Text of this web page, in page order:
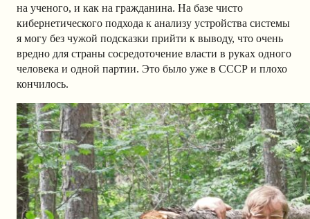
на ученого, и как на гражданина. На базе чисто
кибернетического подхода к анализу устройства системы
я могу без чужой подсказки прийти к выводу, что очень
вредно для страны сосредоточение власти в руках одного
человека и одной партии. Это было уже в СССР и плохо
кончилось.